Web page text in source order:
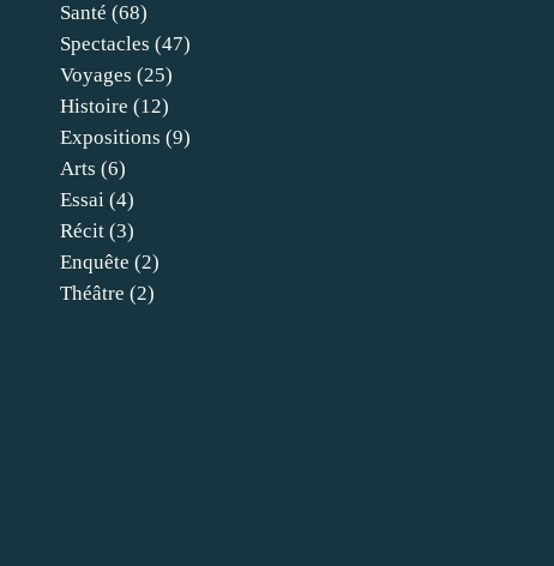
Santé (68)
Spectacles (47)
Voyages (25)
Histoire (12)
Expositions (9)
Arts (6)
Essai (4)
Récit (3)
Enquête (2)
Théâtre (2)